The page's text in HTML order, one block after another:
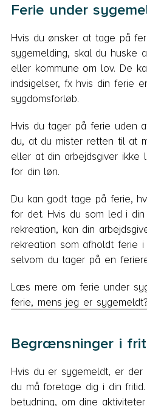
Ferie under
Hvis du ønsker at tage på
sygemelding, skal du huske
eller kommune om lov. De
indsigelser, fx hvis din ferie
sygdomsforløb.
Hvis du tager på ferie uden
du, at du mister retten til at
eller at din arbejdsgiver
for din løn.
Du kan godt tage på ferie,
for det. Hvis du som led i
rekreation, kan din
rekreation som afholdt ferie
selvom du tager på en
Læs mere om ferie under
ferie, mens jeg er sygemeldt?
Begrænsninger i
Hvis du er sygemeldt, er
du må foretage dig i din
betydning, om dine